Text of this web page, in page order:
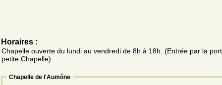
Horaires :
Chapelle ouverte du lundi au vendredi de 8h à 18h. (Entrée par la
petite Chapelle)
Chapelle de l'Aumône